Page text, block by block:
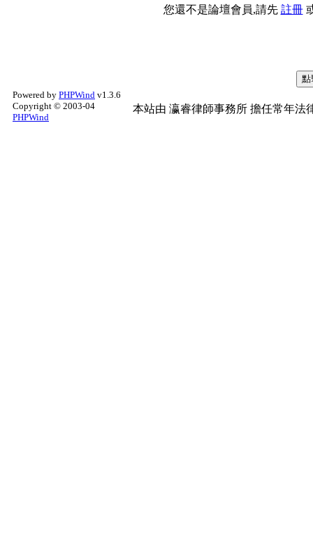
您還不是論壇會員,請先 註冊
Powered by PHPWind v1.3.6
Copyright © 2003-04
PHPWind
本站由 瀛睿律師事務所 擔任常年法